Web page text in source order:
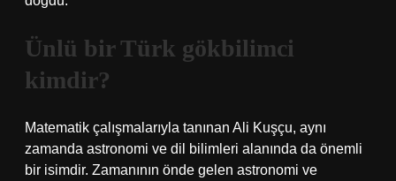
Ünlü bir Türk gökbilimci
kimdir?
Matematik çalışmalarıyla tanınan Ali Kuşçu, aynı
zamanda astronomi ve dil bilimleri alanında da önemli
bir isimdir. Zamanının önde gelen astronomi ve